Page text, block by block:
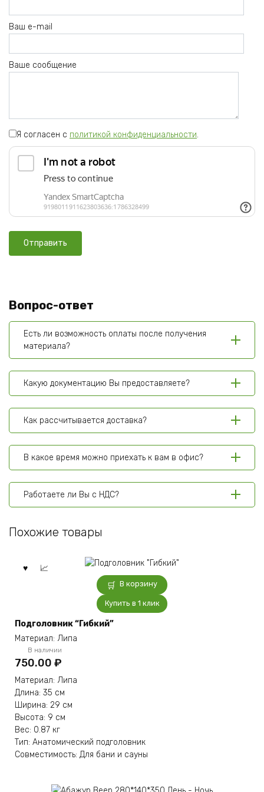
Ваш e-mail
Ваше сообщение
Я согласен с политикой конфиденциальности.
Вопрос-ответ
Есть ли возможность оплаты после получения
материала?
Какую документацию Вы предоставляете?
Как рассчитывается доставка?
В какое время можно приехать к вам в офис?
Работаете ли Вы с НДС?
Похожие товары
В корзину
Купить в 1 клик
Подголовник “Гибкий”
Материал: Липа
В наличии
750.00 ₽
Материал: Липа
Длина: 35 см
Ширина: 29 см
Высота: 9 см
Вес: 0.87 кг
Тип: Анатомический подголовник
Совместимость: Для бани и сауны